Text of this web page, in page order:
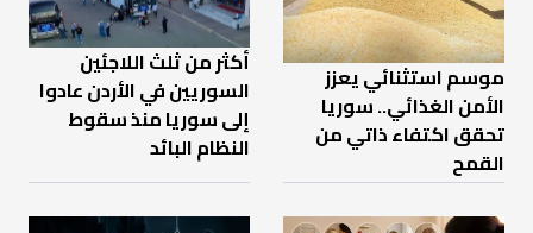
موسم استثنائي يعزز
الأمن الغذائي.. سوريا
تحقق اكتفاء ذاتي من
القمح
أكثر من ثلث اللاجئين
السوريين في الأردن عادوا
إلى سوريا منذ سقوط
النظام البائد